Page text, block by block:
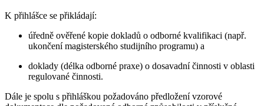
K přihlášce se přikládají:
úředně ověřené kopie dokladů o odborné kvalifikaci (např.
ukončení magisterského studijního programu) a
doklady (délka odborné praxe) o dosavadní činnosti v oblasti
regulované činnosti.
Dále je spolu s přihláškou požadováno předložení vzorové